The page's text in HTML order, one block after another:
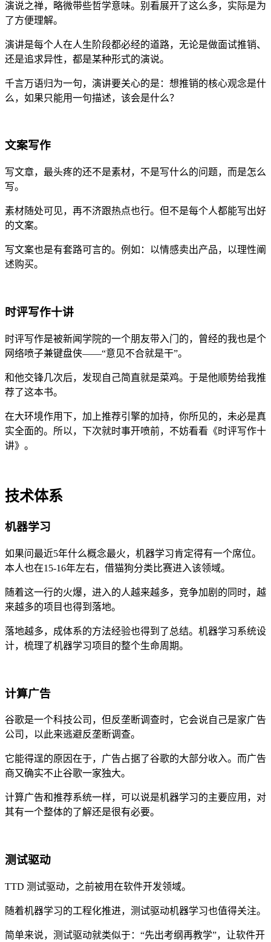
演说之禅，略微带些哲学意味。别看展开了这么多，实际是为
了方便理解。
演讲是每个人在人生阶段都必经的道路，无论是做面试推销、
还是追求异性，都是某种形式的演说。
千言万语归为一句，演讲要关心的是：想推销的核心观念是什
么，如果只能用一句描述，该会是什么？
文案写作
写文章，最头疼的还不是素材，不是写什么的问题，而是怎么
写。
素材随处可见，再不济跟热点也行。但不是每个人都能写出好
的文案。
写文案也是有套路可言的。例如：以情感卖出产品，以理性阐
述购买。
时评写作十讲
时评写作是被新闻学院的一个朋友带入门的，曾经的我也是个
网络喷子兼键盘侠——“意见不合就是干”。
和他交锋几次后，发现自己简直就是菜鸡。于是他顺势给我推
荐了这本书。
在大环境作用下，加上推荐引擎的加持，你所见的，未必是真
实全面的。所以，下次就时事开喷前，不妨看看《时评写作十
讲》。
技术体系
机器学习
如果问最近5年什么概念最火，机器学习肯定得有一个席位。
本人也在15-16年左右，借猫狗分类比赛进入该领域。
随着这一行的火爆，进入的人越来越多，竞争加剧的同时，越
来越多的项目也得到落地。
落地越多，成体系的方法经验也得到了总结。机器学习系统设
计，梳理了机器学习项目的整个生命周期。
计算广告
谷歌是一个科技公司，但反垄断调查时，它会说自己是家广告
公司，以此来逃避反垄断调查。
它能得逞的原因在于，广告占据了谷歌的大部分收入。而广告
商又确实不止谷歌一家独大。
计算广告和推荐系统一样，可以说是机器学习的主要应用，对
其有一个整体的了解还是很有必要。
测试驱动
TTD 测试驱动，之前被用在软件开发领域。
随着机器学习的工程化推进，测试驱动机器学习也值得关注。
简单来说，测试驱动就类似于：“先出考纲再教学”，让软件开